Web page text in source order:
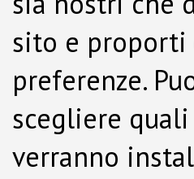
sito e proporti
preferenze.
scegliere
verranno